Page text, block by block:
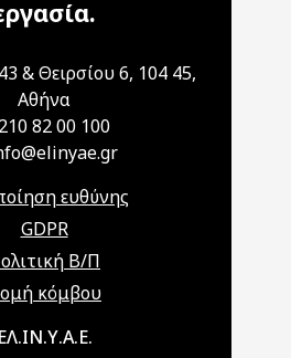
& Θειρσίου 6, 104 45,
Αθήνα
82 00 100
ευθύνης
GDPR
Β/Π
κόμβου
ΕΛ.ΙΝ.Υ.Α.Ε.